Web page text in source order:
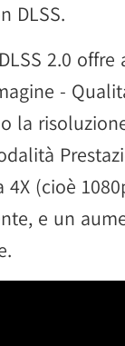
DLSS.
2.0
-
la
(cioè
e un